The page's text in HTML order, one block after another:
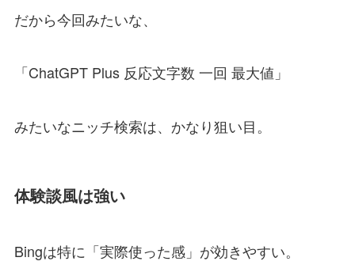
だから今回みたいな、
「ChatGPT Plus 反応文字数 一回 最大値」
みたいなニッチ検索は、かなり狙い目。
体験談風は強い
Bingは特に「実際使った感」が効きやすい。